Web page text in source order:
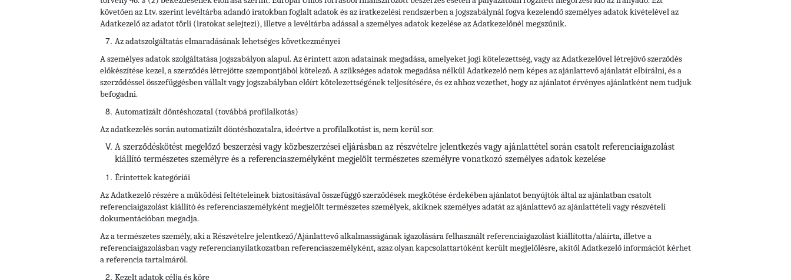
követően az Ltv. szerint levéltárba adandó iratokban foglalt adatok és az iratkezelési rendszerben a jogszabálynál fogva kezelendő személyes adatok kivételével az
Adatkezelő az adatot törli (iratokat selejtezi), illetve a levéltárba adással a személyes adatok kezelése az Adatkezelőnél megszűnik.
Az adatszolgáltatás elmaradásának lehetséges következményei
A személyes adatok szolgáltatása jogszabályon alapul. Az érintett azon adatainak megadása, amelyeket jogi kötelezettség, vagy az Adatkezelővel létrejövő szerződés
előkészítése kezel, a szerződés létrejötte szempontjából kötelező. A szükséges adatok megadása nélkül Adatkezelő nem képes az ajánlattevő ajánlatát elbírálni, és a
szerződéssel összefüggésben vállalt vagy jogszabályban előírt kötelezettségének teljesítésére, és ez ahhoz vezethet, hogy az ajánlatot érvényes ajánlatként nem tudjuk
befogadni.
Automatizált döntéshozatal (továbbá profilalkotás)
Az adatkezelés során automatizált döntéshozatalra, ideértve a profilalkotást is, nem kerül sor.
A szerződéskötést megelőző beszerzési vagy közbeszerzései eljárásban az részvételre jelentkezés vagy ajánlattétel során csatolt referenciaigazolást
kiállító természetes személyre és a referenciaszemélyként megjelölt természetes személyre vonatkozó személyes adatok kezelése
Érintettek kategóriái
Az Adatkezelő részére aműködési feltételeinek biztosításával összefüggő szerződések megkötése érdekében ajánlatot benyújtókáltal az ajánlatban csatolt
referenciaigazolást kiállító és referenciaszemélyként megjelölt természetes személyek, akiknek személyes adatát az ajánlattevő az ajánlattételi vagy részvételi
dokumentációban megadja.
Az a természetes személy, aki a Részvételre jelentkező/Ajánlattevő alkalmasságának igazolására felhasznált referenciaigazolást kiállította/aláírta, illetve a
referenciaigazolásban vagy referencianyilatkozatban referenciaszemélyként, azaz olyan kapcsolattartóként került megjelölésre, akitől Adatkezelő információt kérhet
a referencia tartalmáról.
Kezelt adatok célja és köre